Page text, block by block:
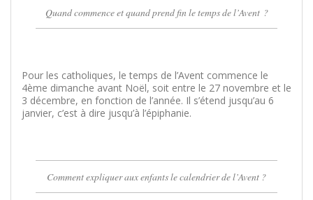
Quand commence et quand prend fin le temps de l’Avent ?
Pour les catholiques, le temps de l’Avent commence le
4ème dimanche avant Noël, soit entre le 27 novembre et le
3 décembre, en fonction de l’année. Il s’étend jusqu’au 6
janvier, c’est à dire jusqu’à l’épiphanie.
Comment expliquer aux enfants le calendrier de l’Avent ?